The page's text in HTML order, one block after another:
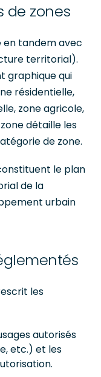
de zones
en tandem avec
territorial).
graphique qui
résidentielle,
zone agricole,
détaille les
de zone.
le plan
de la
urbain
les
autorisés
etc.) et les